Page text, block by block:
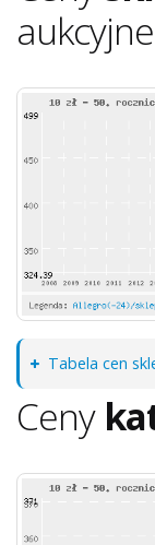
aukcyjne
Tabela cen
Ceny